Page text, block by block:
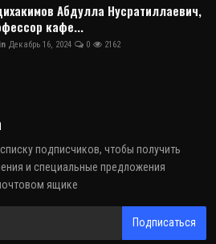
Абдулла Нусратиллаевич,
кафе...
Декабрь 16, 2024 0 2162
подписчиков, чтобы получить
и специальные предложения
ящике
Подписаться